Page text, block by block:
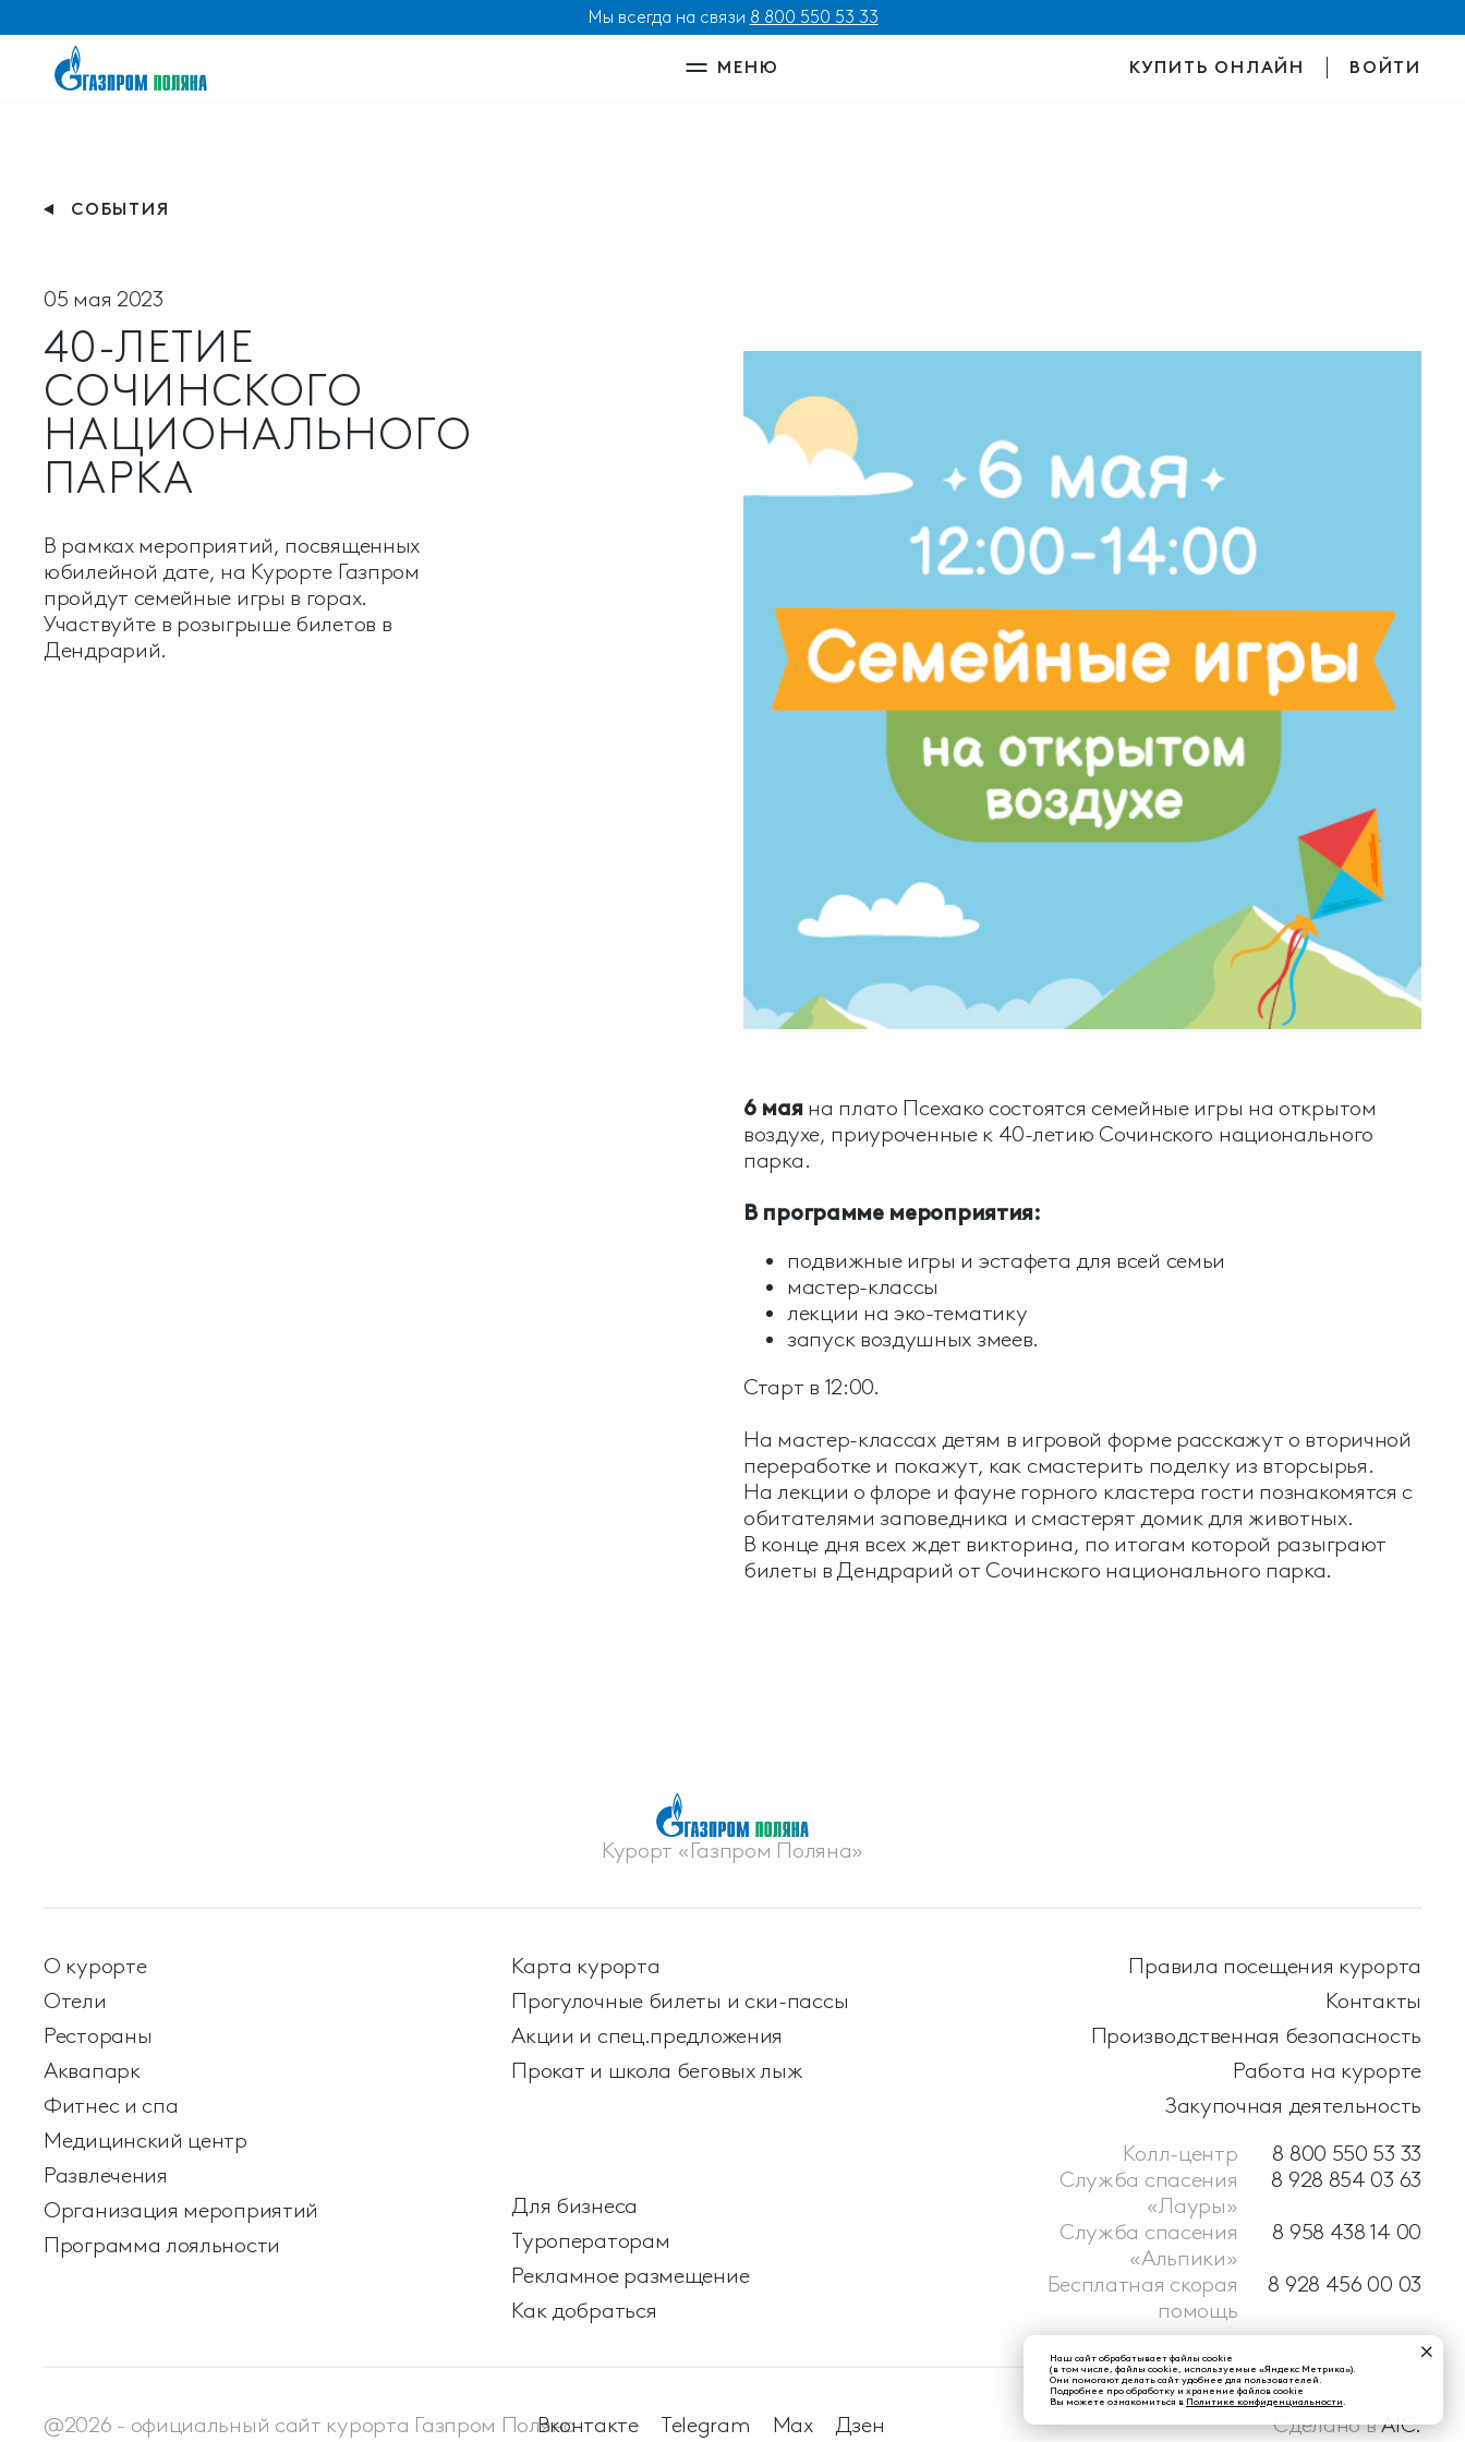
Мы всегда на связи 8 800 550 53 33
МЕНЮ КУПИТЬ ОНЛАЙН ВОЙТИ
СОБЫТИЯ
05 мая 2023
40-ЛЕТИЕ
СОЧИНСКОГО
НАЦИОНАЛЬНОГО
ПАРКА
В рамках мероприятий, посвященных
юбилейной дате, на Курорте Газпром
пройдут семейные игры в горах.
Участвуйте в розыгрыше билетов в
Дендрарий.
6 маяна плато Псехако состоятся семейные игры на открытом
воздухе, приуроченные к 40-летию Сочинского национального
парка.
В программе мероприятия:
подвижные игры и эстафета для всей семьи
мастер-классы
лекции на эко-тематику
запуск воздушных змеев.
Старт в 12:00.
На мастер-классах детям в игровой форме расскажут о вторичной
переработке и покажут, как смастерить поделку из вторсырья.
На лекции о флоре и фауне горного кластера гости познакомятся с
обитателями заповедника и смастерят домик для животных.
В конце дня всех ждет викторина, по итогам которой разыграют
билеты в Дендрарий от Сочинского национального парка.
Курорт «Газпром Поляна»
О курорте
Отели
Рестораны
Аквапарк
Фитнес и спа
Медицинский центр
Развлечения
Организация мероприятий
Программа лояльности
Карта курорта
Прогулочные билеты и ски-пассы
Акции и спец.предложения
Прокат и школа беговых лыж
Для бизнеса
Туроператорам
Рекламное размещение
Как добраться
Правила посещения курорта
Контакты
Производственная безопасность
Работа на курорте
Закупочная деятельность
Колл-центр
8 800 550 53 33
Служба спасения
«Лауры»
8 928 854 03 63
Служба спасения
«Альпики»
8 958 438 14 00
Бесплатная скорая
помощь
8 928 456 00 03
@2026 - официальный сайт курорта Газпром ПолянаВконтакте Telegram Max Дзен Сделано вAIC.
Наш сайт обрабатывает файлы cookie
(в том числе, файлы cookie, используемые «Яндекс Метрика»).
Они помогают делать сайт удобнее для пользователей.
Подробнее про обработку и хранение файлов cookie
Вы можете ознакомиться в Политике конфиденциальности